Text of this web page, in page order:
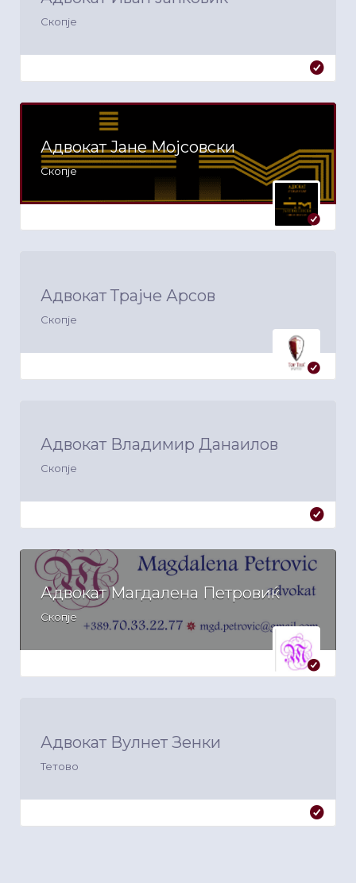
Скопје
Адвокат Јане Мојсовски
Скопје
Адвокат Трајче Арсов
Скопје
Адвокат Владимир Данаилов
Скопје
Адвокат Магдалена Петровиќ
Скопје
Адвокат Вулнет Зенки
Тетово